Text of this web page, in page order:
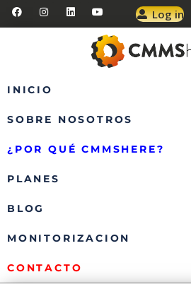
Log in
INICIO
SOBRE NOSOTROS
¿POR QUÉ CMMSHERE?
PLANES
BLOG
MONITORIZACION
CONTACTO